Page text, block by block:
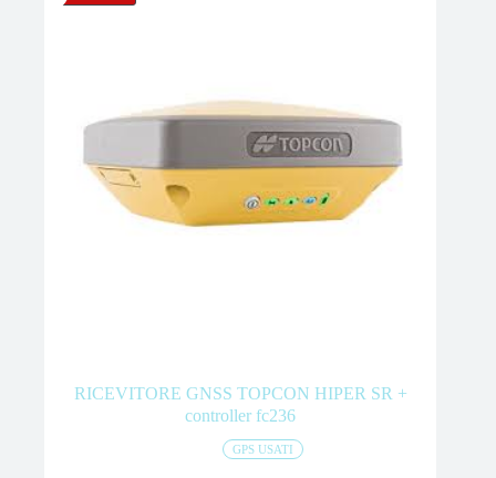
RICEVITORE GNSS TOPCON HIPER SR +
controller fc236
GPS USATI